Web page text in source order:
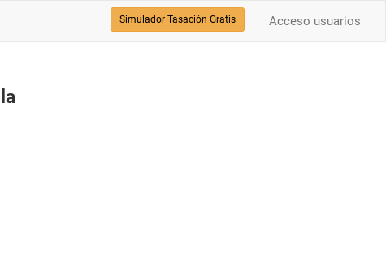
Acceso usuarios
Simulador Tasación Gratis